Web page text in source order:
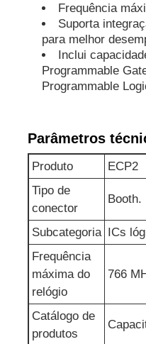
Chip PSRAM
Chip SRAM
CI EPROM
CI UART
ADC DAC
Circuitos integrados de
Componentes
Frequência
Suporta
para melhor
Inclui
Programmable
Programmable
Parâmetros
Produto
ECP2
Tipo de
conector
Booth.
Subcategoria ICs
Frequência
máxima do
relógio
766
Catálogo de
produtos